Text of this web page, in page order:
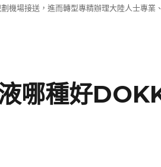
機場接送，進而轉型專精辦理大陸人士專業
哪種好